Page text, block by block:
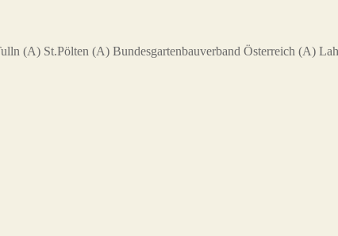
(A) St.Pölten (A) Bundesgartenbauverband Österreich (A)